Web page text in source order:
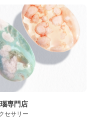
専門店
セサリー